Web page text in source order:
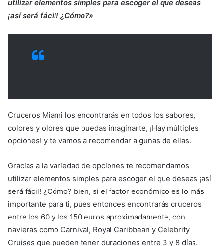
utilizar elementos simples para escoger el que deseas
¡así será fácil! ¿Cómo?»
Cruceros Miami los encontrarás en todos los sabores,
colores y olores que puedas imaginarte, ¡Hay múltiples
opciones! y te vamos a recomendar algunas de ellas.
Gracias a la variedad de opciones te recomendamos
utilizar elementos simples para escoger el que deseas ¡así
será fácil! ¿Cómo? bien, si el factor económico es lo más
importante para ti, pues entonces encontrarás cruceros
entre los 60 y los 150 euros aproximadamente, con
navieras como Carnival, Royal Caribbean y Celebrity
Cruises que pueden tener duraciones entre 3 y 8 días.